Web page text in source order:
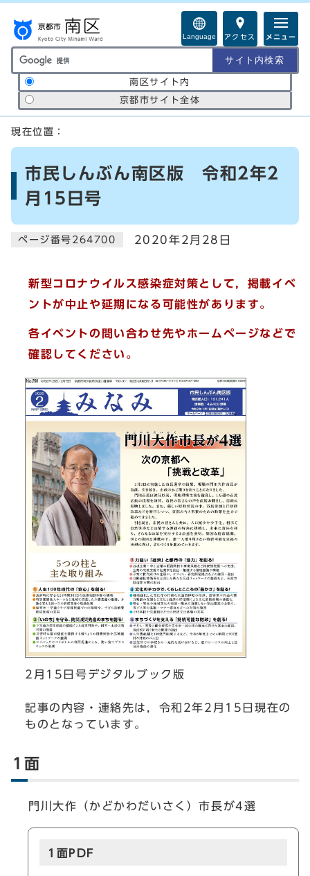
Language アクセス メニュー
サイト内検索の範囲
南区サイト内
京都市サイト全体
ここから本文です
現在位置：
市民しんぶん南区版 令和2年2
月15日号
ページ番号264700 2020年2月28日
新型コロナウイルス感染症対策として，掲載イベ
ントが中止や延期になる可能性があります。
各イベントの問い合わせ先やホームページなどで
確認してください。
2月15日号デジタルブック版
記事の内容・連絡先は，令和2年2月15日現在の
ものとなっています。
1面
門川大作（かどかわだいさく）市長が4選
1面PDF